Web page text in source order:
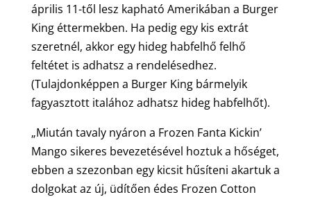
április 11-től lesz kapható Amerikában a Burger
King éttermekben. Ha pedig egy kis extrát
szeretnél, akkor egy hideg habfelhő felhő
feltétet is adhatsz a rendelésedhez.
(Tulajdonképpen a Burger King bármelyik
fagyasztott italához adhatsz hideg habfelhőt).
„Miután tavaly nyáron a Frozen Fanta Kickin’
Mango sikeres bevezetésével hoztuk a hőséget,
ebben a szezonban egy kicsit hűsíteni akartuk a
dolgokat az új, üdítően édes Frozen Cotton